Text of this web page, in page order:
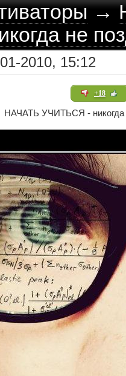
→
не
2010, 15:12
+18
НАЧАТЬ УЧИТЬСЯ - никогда